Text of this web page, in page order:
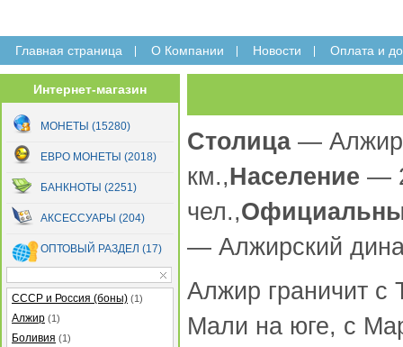
Главная страница O Компании Новости Оплата и
Интернет-магазин
МОНЕТЫ (15280)
ЕВРО МОНЕТЫ (2018)
БАНКНОТЫ (2251)
АКСЕССУАРЫ (204)
ОПТОВЫЙ РАЗДЕЛ (17)
СССР и Россия (боны) (1)
Алжир (1)
Боливия (1)
Столица—
км.,Население —
чел.,
— Алжирский
Алжир граничит с
Мали на юге, с